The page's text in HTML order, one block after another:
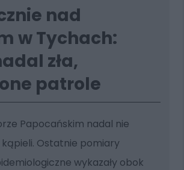
nad
w Tychach:
zła,
patrole
Papocańskim nadal nie
kąpieli. Ostatnie pomiary
wykazały obok